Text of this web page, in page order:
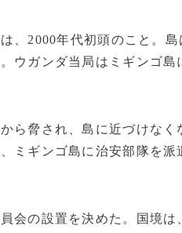
、2000年代初頭のこと。島
ウガンダ当局はミギンゴ島
ら脅され、島に近づけなく
ミギンゴ島に治安部隊を派
会の設置を決めた。国境は